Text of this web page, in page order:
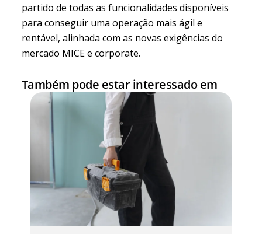
partido de todas as funcionalidades disponíveis
para conseguir uma operação mais ágil e
rentável, alinhada com as novas exigências do
mercado MICE e corporate.
Também pode estar interessado em